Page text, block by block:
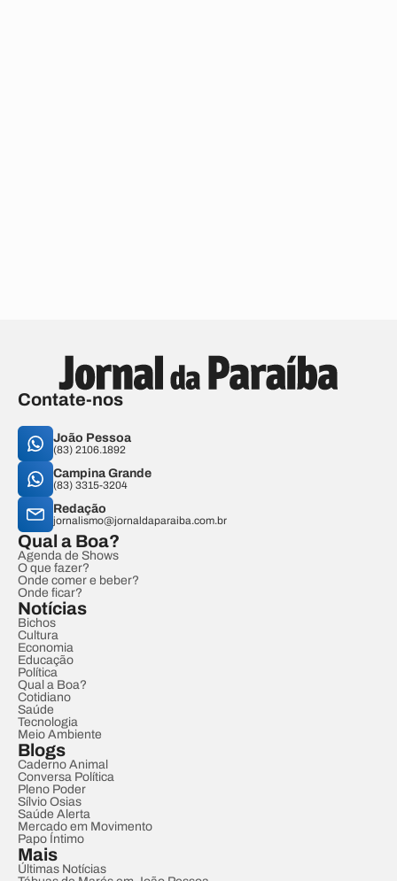
Contate-nos
João Pessoa
(83) 2106.1892
Campina Grande
(83) 3315-3204
Redação
jornalismo@jornaldaparaiba.com.br
Qual a Boa?
Agenda de Shows
O que fazer?
Onde comer e beber?
Onde ficar?
Notícias
Bichos
Cultura
Economia
Educação
Política
Qual a Boa?
Cotidiano
Saúde
Tecnologia
Meio Ambiente
Blogs
Caderno Animal
Conversa Política
Pleno Poder
Sílvio Osias
Saúde Alerta
Mercado em Movimento
Papo Íntimo
Mais
Últimas Notícias